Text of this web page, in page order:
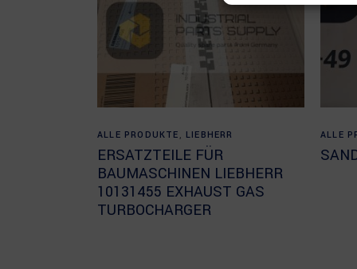
Read more
ALLE PRODUKTE , LIEBHERR
ERSATZTEILE FÜR
BAUMASCHINEN LIEBHERR
10131455 EXHAUST GAS
TURBOCHARGER
ALLE